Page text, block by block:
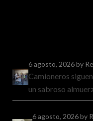
6 agosto, 2026by
Camioneros
un sabroso
6 agosto, 2026by